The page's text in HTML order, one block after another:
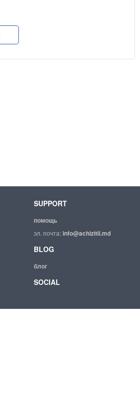
SUPPORT
помощь
эл. почта:info@achizitii.md
BLOG
блог
SOCIAL